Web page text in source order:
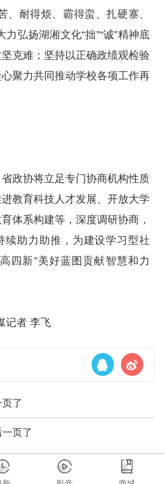
、耐得烦、霸得蛮、扎硬寨、
力弘扬湖湘文化“拙”“诚”精神底
克难；坚持以正确政绩观检验
聚力共同推动学校各项工作再
政协将立足专门协商机构性质
教育科技人才发展、开放大学
体系构建等，深度调研协商，
续助力助推，为建设学习型社
四新”美好蓝图贡献智慧和力
记者 李飞
了
页了